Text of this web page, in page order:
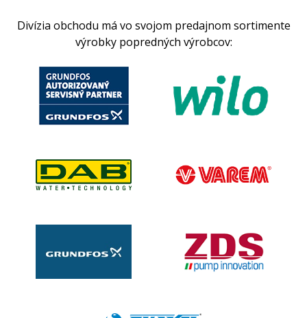
Divízia obchodu má vo svojom predajnom sortimente
výrobky popredných výrobcov: